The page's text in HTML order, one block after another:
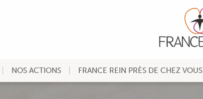
NOS ACTIONS FRANCE REIN PRÈS DE CHEZ VOUS